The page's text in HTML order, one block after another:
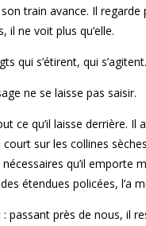
train avance. Il regarde
il ne voit plus qu’elle.
qui s’étirent, qui
ne se laisse pas saisir.
ce qu’il laisse derrière.
sur les collines
qu’il emporte
étendues policées, l’a
: passant près de nous, il